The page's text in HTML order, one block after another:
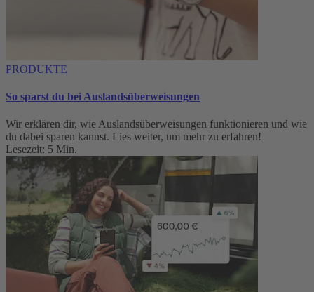
PRODUKTE
So sparst du bei Auslandsüberweisungen
Wir erklären dir, wie Auslandsüberweisungen funktionieren und wie
du dabei sparen kannst. Lies weiter, um mehr zu erfahren!
Lesezeit: 5 Min.